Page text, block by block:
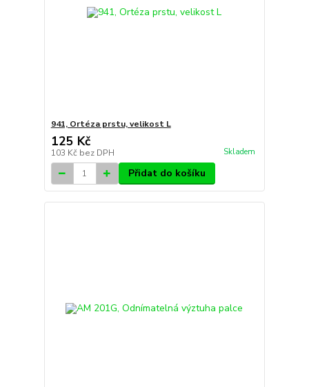
941, Ortéza prstu, velikost L
125 Kč
103 Kč bez DPH Skladem
Přidat do košíku